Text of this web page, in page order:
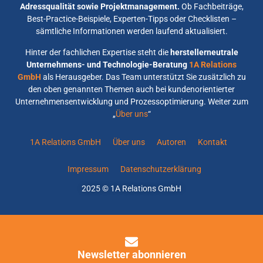
Adressqualität sowie Projektmanagement. Ob Fachbeiträge,
Best-Practice-Beispiele, Experten-Tipps oder Checklisten –
sämtliche Informationen werden laufend aktualisiert.
Hinter der fachlichen Expertise steht die herstellerneutrale
Unternehmens- und Technologie-Beratung 1A Relations
GmbH als Herausgeber. Das Team unterstützt Sie zusätzlich zu
den oben genannten Themen auch bei kundenorientierter
Unternehmensentwicklung und Prozessoptimierung. Weiter zum
„Über uns“
1A Relations GmbH Über uns Autoren Kontakt
Impressum Datenschutzerklärung
2025 © 1A Relations GmbH
Newsletter abonnieren